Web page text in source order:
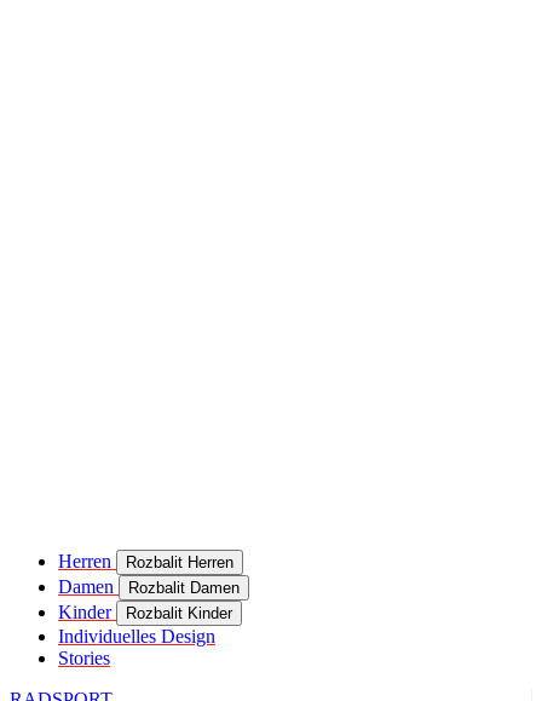
Herren Rozbalit Herren
Damen Rozbalit Damen
Kinder Rozbalit Kinder
Individuelles Design
Stories